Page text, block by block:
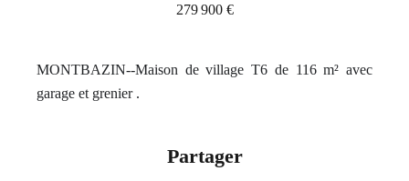
279 900 €
MONTBAZIN--Maison de village T6 de 116 m² avec
garage et grenier .
Partager